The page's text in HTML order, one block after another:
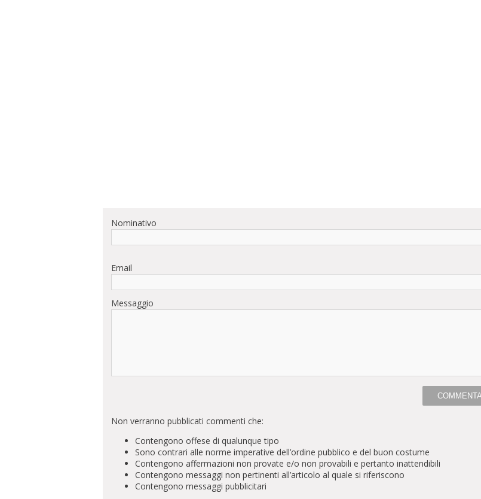
Nominativo
Email
Messaggio
Non verranno pubblicati commenti che:
Contengono offese di qualunque tipo
Sono contrari alle norme imperative dell’ordine pubblico e del buon costume
Contengono affermazioni non provate e/o non provabili e pertanto inattendibili
Contengono messaggi non pertinenti all’articolo al quale si riferiscono
Contengono messaggi pubblicitari